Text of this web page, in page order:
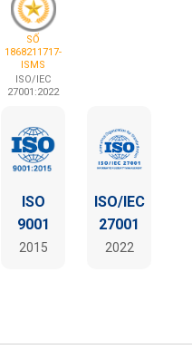
SỐ
1868211717-
ISMS
ISO/IEC
27001:2022
ISO
9001
2015
ISO/IEC
27001
2022